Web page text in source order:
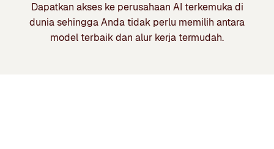
Dapatkan akses ke perusahaan AI terkemuka di
dunia sehingga Anda tidak perlu memilih antara
model terbaik dan alur kerja termudah.